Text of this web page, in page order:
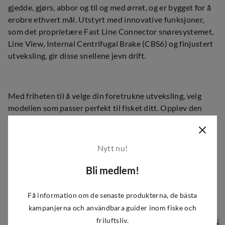
gjedde, gjørs, abbor og til og med ørret, og er bygget for å
erobre ethvert mål. Utstyrt med innovative funksjoner,
som det proprietære Fast Line Connector snøresystemet,
Line View, Internal Centrifugal Brake (CBS6) og finjustert
utveksling, gir disse snellene jevn drift.
Med friheten til å velge din foretrukne utveksling, velg
modellen som passer perfekt til fisket ditt. Opplev den
baitcastsneller. Disse snellene er designet for å overgå
forventningene og gir sportsfiskere de ultimate
flaggskipmodellen setter W6-serien nye standarder med
flytter grensene for hva som er mulig innen
baitcastingsneller.
Nytt nu!
Bli medlem!
Få information om de senaste produkterna, de bästa
kampanjerna och användbara guider inom fiske och
friluftsliv.